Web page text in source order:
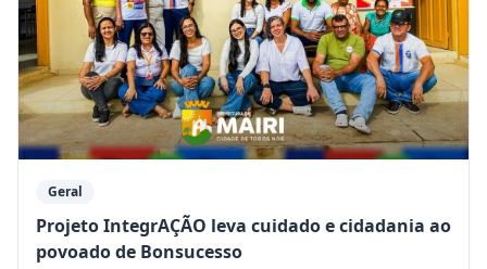
Geral
Projeto IntegrAÇÃO leva cuidado e cidadania ao
povoado de Bonsucesso